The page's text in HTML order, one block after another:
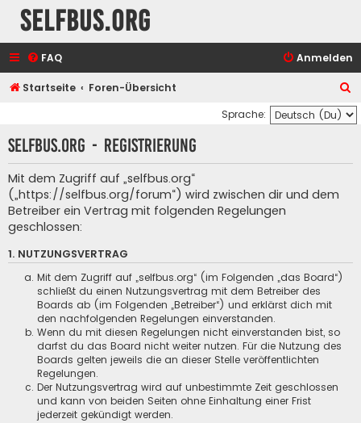
selfbus.org
FAQ Anmelden
Startseite Foren-Übersicht
u
c
Sprache:
selfbus.org - Registrierung
Mit dem Zugriff auf „selfbus.org“
(„https://selfbus.org/forum“) wird zwischen dir und dem
Betreiber ein Vertrag mit folgenden Regelungen
geschlossen:
1. NUTZUNGSVERTRAG
Mit dem Zugriff auf „selfbus.org“ (im Folgenden „das Board“)
schließt du einen Nutzungsvertrag mit dem Betreiber des
Boards ab (im Folgenden „Betreiber“) und erklärst dich mit
den nachfolgenden Regelungen einverstanden.
Wenn du mit diesen Regelungen nicht einverstanden bist, so
darfst du das Board nicht weiter nutzen. Für die Nutzung des
Boards gelten jeweils die an dieser Stelle veröffentlichten
Regelungen.
Der Nutzungsvertrag wird auf unbestimmte Zeit geschlossen
und kann von beiden Seiten ohne Einhaltung einer Frist
jederzeit gekündigt werden.